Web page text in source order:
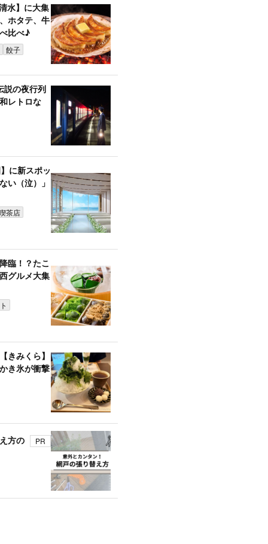
水】に大集
ホタテ、牛
比べ♪
餃子
説の夜行列
レトロな
に新スポッ
い（泣）」
茶店
臨！？たこ
グルメ大集
きみくら】
き氷が衝撃
方の PR